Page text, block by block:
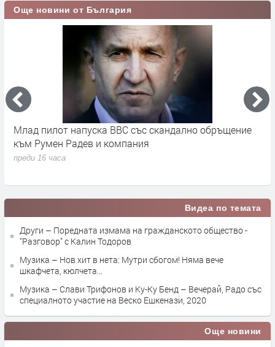
Още новини от България
Млад пилот напуска ВВС със скандално обръщение
към Румен Радев и компания
преди 16 часа
Видеа по темата
Други – Поредната измама на гражданското общество -
"Разговор" с Калин Тодоров
Музика – Нов хит в нета: Мутри сбогом! Няма вече
шкафчета, кюлчета...
Музика – Слави Трифонов и Ку-Ку Бенд – Вечерай, Радо със
специалното участие на Веско Ешкенази, 2020
Още новини